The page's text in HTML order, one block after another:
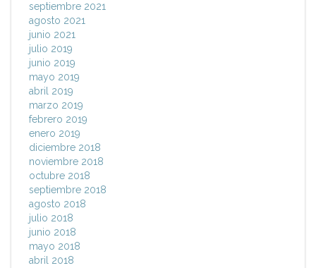
septiembre 2021
agosto 2021
junio 2021
julio 2019
junio 2019
mayo 2019
abril 2019
marzo 2019
febrero 2019
enero 2019
diciembre 2018
noviembre 2018
octubre 2018
septiembre 2018
agosto 2018
julio 2018
junio 2018
mayo 2018
abril 2018